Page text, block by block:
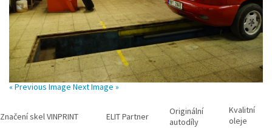
« Previous Image Next Image »
Značení skel VINPRINT ELIT Partner
Originální
autodíly
Kvalitní
oleje